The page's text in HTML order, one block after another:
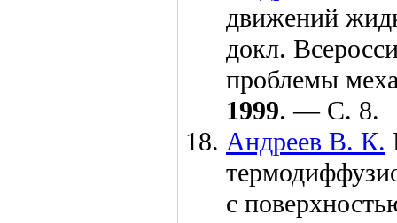
движений
докл.
проблемы
1999. — С. 8.
Андреев В. К.
с